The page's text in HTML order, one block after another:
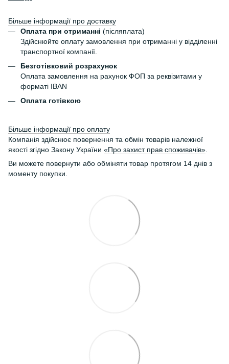
Більше інформації про доставку
Оплата при отриманні (післяплата)
Здійснюйте оплату замовлення при отриманні у відділенні
транспортної компанії.
Безготівковий розрахунок
Оплата замовлення на рахунок ФОП за реквізитами у
форматі IBAN
Оплата готівкою
Більше інформації про оплату
Компанія здійснює повернення та обмін товарів належної
якості згідно Закону України «Про захист прав споживачів»
Ви можете повернути або обміняти товар протягом 14 днів з
моменту покупки.